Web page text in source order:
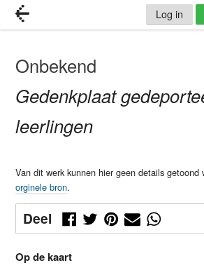
Log in
Onbekend
Gedenkplaat
leerlingen
Van dit werk kunnen hier geen details getoond
orginele bron.
Deel
Op de kaart